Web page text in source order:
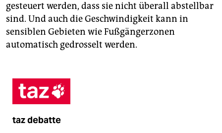
gesteuert werden, dass sie nicht überall abstellbar
sind. Und auch die Geschwindigkeit kann in
sensiblen Gebieten wie Fußgängerzonen
automatisch gedrosselt werden.
taz debatte